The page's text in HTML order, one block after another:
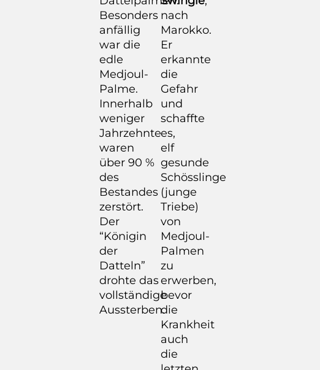
Besonders
anfällig
war die
edle
Medjoul-
Palme.
Innerhalb
weniger
Jahrzehnte
waren
über 90 %
des
Bestandes
zerstört.
Der
“Königin
der
Datteln”
drohte das
vollständige
Aussterben.
nach
Marokko.
Er
erkannte
die
Gefahr
und
schaffte
es,
elf
gesunde
Schösslinge
(junge
Triebe)
von
Medjoul-
Palmen
zu
erwerben,
bevor
die
Krankheit
auch
die